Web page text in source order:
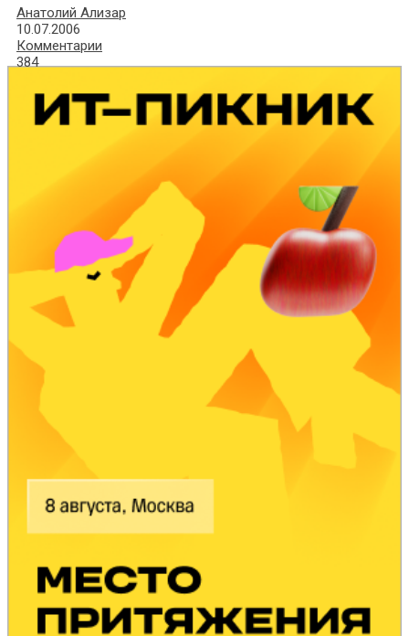
Анатолий Ализар
10.07.2006
Комментарии
384